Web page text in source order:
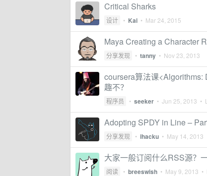
Critical Sharks
设计 • Kai • Mar 24, 2015
Maya Creating a Character
分享发现 • tanny • Nov 23, 2013
coursera算法课
趣不？
程序员 • seeker • Jun 25, 2013 •
Adopting SPDY in Line –
分享发现 • ihacku • May 14, 2013
大家一般订阅什么RSS源？
阅读 • breeswish • May 9, 2013 •